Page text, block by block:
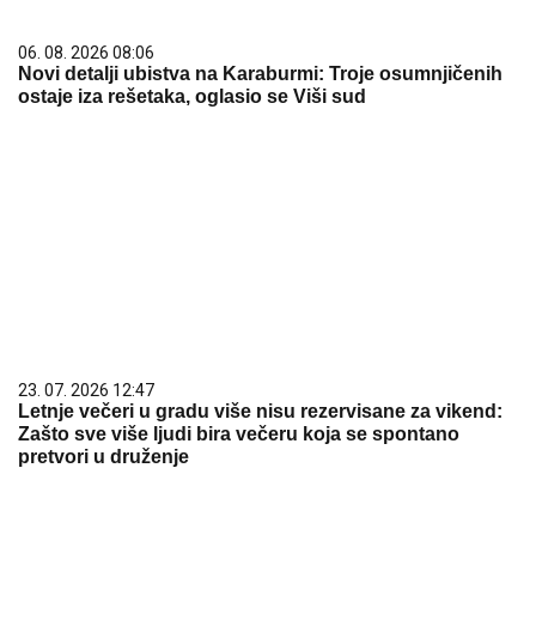
06. 08. 2026 08:06
Novi detalji ubistva na Karaburmi: Troje osumnjičenih
ostaje iza rešetaka, oglasio se Viši sud
23. 07. 2026 12:47
Letnje večeri u gradu više nisu rezervisane za vikend:
Zašto sve više ljudi bira večeru koja se spontano
pretvori u druženje